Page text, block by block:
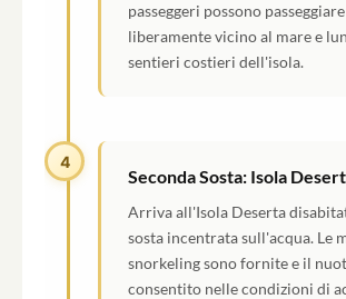
passeggeri possono passeggiare
liberamente vicino al mare e
sentieri costieri dell'isola.
4
Seconda Sosta: Isola
Arriva all'Isola Deserta
sosta incentrata sull'acqua. Le
snorkeling sono fornite e il
consentito nelle condizioni di